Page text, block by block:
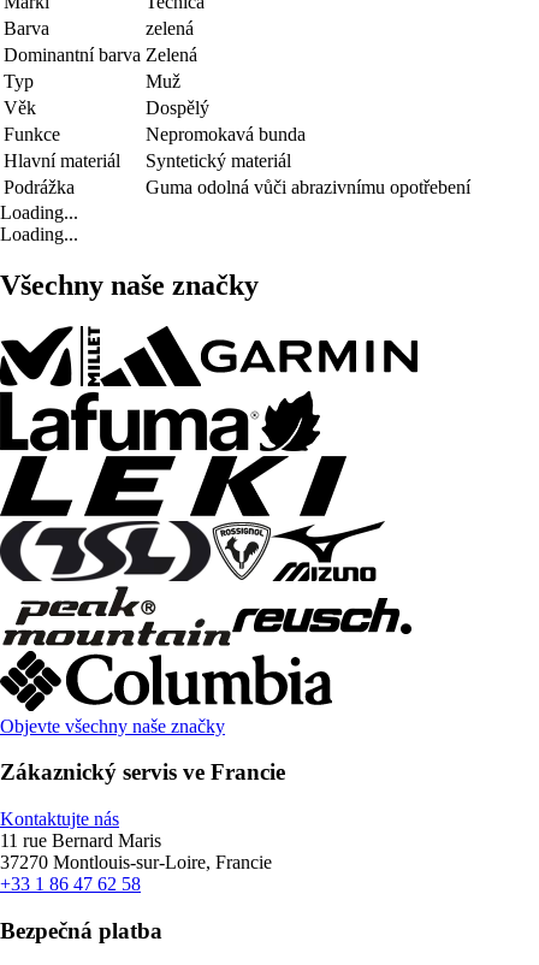
Barva
zelená
Dominantní barva Zelená
Typ
Muž
Věk
Dospělý
Funkce
Nepromokavá bunda
Hlavní materiál
Syntetický materiál
Podrážka
Guma odolná vůči abrazivnímu opotřebení
Loading...
Loading...
Všechny naše značky
Objevte všechny naše značky
Zákaznický servis ve Francie
Kontaktujte nás
11 rue Bernard Maris
37270 Montlouis-sur-Loire, Francie
+33 1 86 47 62 58
Bezpečná platba